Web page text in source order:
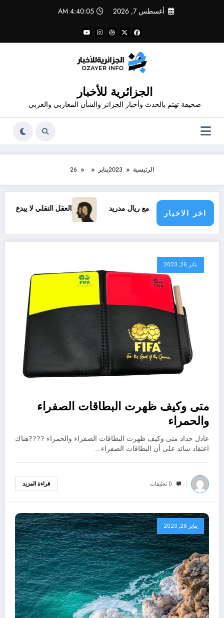
أغسطس 7, 2026 4:40:06 AM
الجزائرية للأخبار
صحيفة تهتم بالحدث وأخبار الجزائر والشأن المغاربي والعربي
الرئيسية 2023يناير 26
اخر الاخبار
الجديد مع ريال مدريد العقل النقلي لا يبدع حتى في تجارب
يناير 26, 2023
متى وكيف ظهرت البطاقات الصفراء
والحمراء
عادل حداد متى وكيف ظهرت البطاقات الصفراء والحمراء ????هناك
اعتقاد سائد على أن البطاقات الصفراء…
0 تعليقات قراءة المزيد
يناير 26, 2023